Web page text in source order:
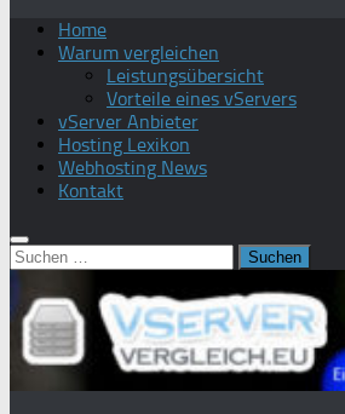
Home
Warum vergleichen
Leistungsübersicht
Vorteile eines vServers
vServer Anbieter
Hosting Lexikon
Webhosting News
Kontakt
Suchen
nach: